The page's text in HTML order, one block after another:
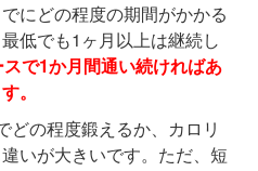
にどの程度の期間がかかる
低でも1ヶ月以上は継続し
で1か月間通い続ければあ
。
どの程度鍛えるか、カロリ
いが大きいです。ただ、短